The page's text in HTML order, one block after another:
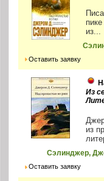
из...
Оставить заявку
Из
из
Сэлинджер,
Оставить заявку